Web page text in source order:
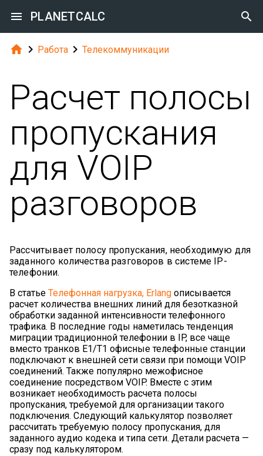
 PLANETCALC 
  Работа  Телекоммуникации
Расчет полосы
пропускания
для VOIP
разговоров
Рассчитывает полосу пропускания, необходимую для
заданного количества разговоров в системе IP-
телефонии.
В статье Телефонная нагрузка, Erlang описывается
расчет количества внешних линий для безотказной
обработки заданной интенсивности телефонного
трафика. В последние годы наметилась тенденция
миграции традиционной телефонии в IP, все чаще
вместо транков E1/T1 офисные телефонные станции
подключают к внешней сети связи при помощи VOIP
соединений. Также популярно межофисное
соединение посредством VOIP. Вместе с этим
возникает необходимость расчета полосы
пропускания, требуемой для организации такого
подключения. Следующий калькулятор позволяет
рассчитать требуемую полосу пропускания, для
заданного аудио кодека и типа сети. Детали расчета —
сразу под калькулятором.